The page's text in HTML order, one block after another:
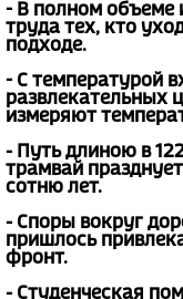
- В полном объеме
труда тех, кто
подходе.
- С температурой
развлекательных
измеряют
- Путь длиною в
трамвай
сотню лет.
- Споры вокруг
пришлось
фронт.
- Студенческая